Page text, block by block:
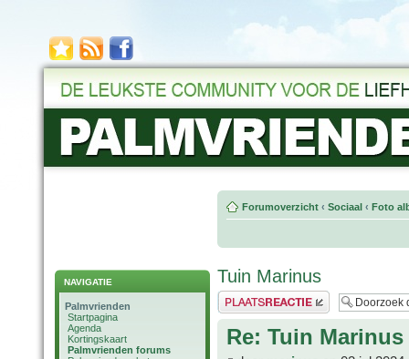
NAVIGATIE
Palmvrienden
Startpagina
Agenda
Kortingskaart
Palmvrienden forums
Forumoverzicht ‹ Sociaal ‹ Foto
Tuin Marinus
Plaats een reactie
Re: Tuin Marinus